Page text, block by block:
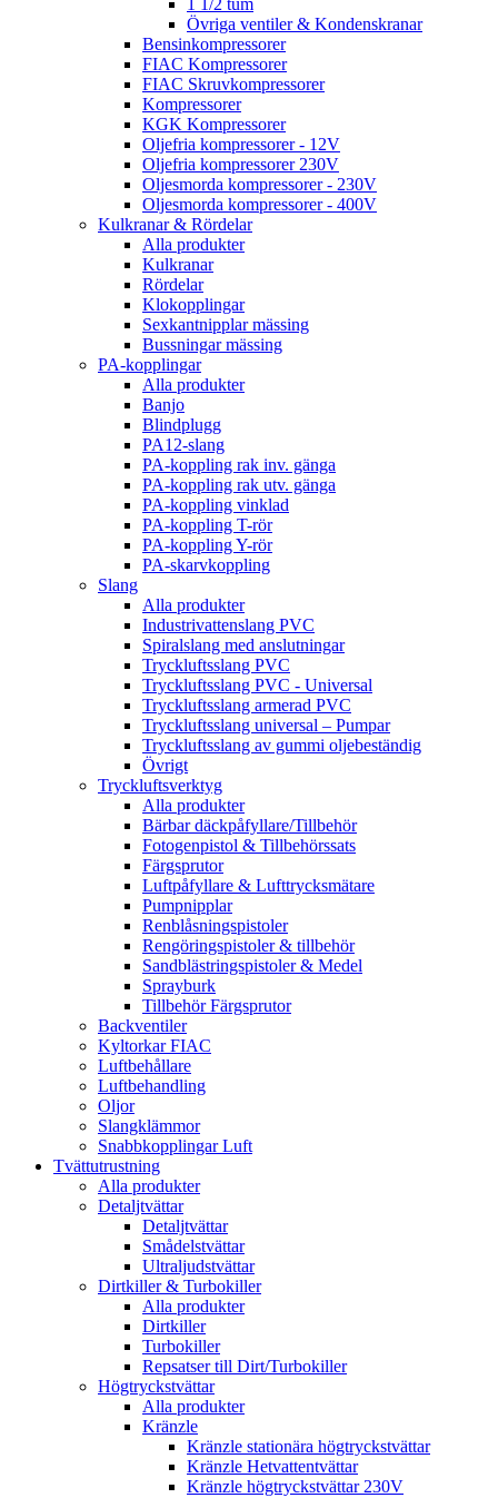
1 1/2 tum
Övriga ventiler & Kondenskranar
Bensinkompressorer
FIAC Kompressorer
FIAC Skruvkompressorer
Kompressorer
KGK Kompressorer
Oljefria kompressorer - 12V
Oljefria kompressorer 230V
Oljesmorda kompressorer - 230V
Oljesmorda kompressorer - 400V
Kulkranar & Rördelar
Alla produkter
Kulkranar
Rördelar
Klokopplingar
Sexkantnipplar mässing
Bussningar mässing
PA-kopplingar
Alla produkter
Banjo
Blindplugg
PA12-slang
PA-koppling rak inv. gänga
PA-koppling rak utv. gänga
PA-koppling vinklad
PA-koppling T-rör
PA-koppling Y-rör
PA-skarvkoppling
Slang
Alla produkter
Industrivattenslang PVC
Spiralslang med anslutningar
Tryckluftsslang PVC
Tryckluftsslang PVC - Universal
Tryckluftsslang armerad PVC
Tryckluftsslang universal – Pumpar
Tryckluftsslang av gummi oljebeständig
Övrigt
Tryckluftsverktyg
Alla produkter
Bärbar däckpåfyllare/Tillbehör
Fotogenpistol & Tillbehörssats
Färgsprutor
Luftpåfyllare & Lufttrycksmätare
Pumpnipplar
Renblåsningspistoler
Rengöringspistoler & tillbehör
Sandblästringspistoler & Medel
Sprayburk
Tillbehör Färgsprutor
Backventiler
Kyltorkar FIAC
Luftbehållare
Luftbehandling
Oljor
Slangklämmor
Snabbkopplingar Luft
Tvättutrustning
Alla produkter
Detaljtvättar
Detaljtvättar
Smådelstvättar
Ultraljudstvättar
Dirtkiller & Turbokiller
Alla produkter
Dirtkiller
Turbokiller
Repsatser till Dirt/Turbokiller
Högtryckstvättar
Alla produkter
Kränzle
Kränzle stationära högtryckstvättar
Kränzle Hetvattentvättar
Kränzle högtryckstvättar 230V